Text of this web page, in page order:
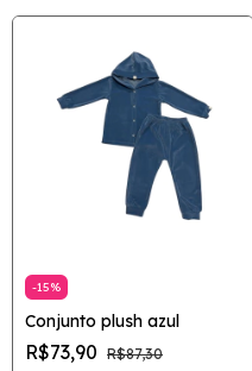
-15%
Conjunto plush azul
R$73,90 R$87,30